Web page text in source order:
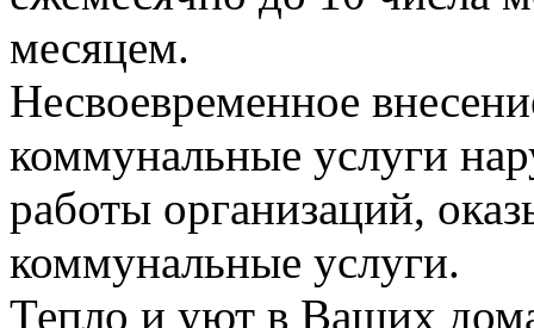
месяцем.
Несвоевременное
коммунальные услуги
работы организаций,
коммунальные услуги.
Тепло и уют в Ваших